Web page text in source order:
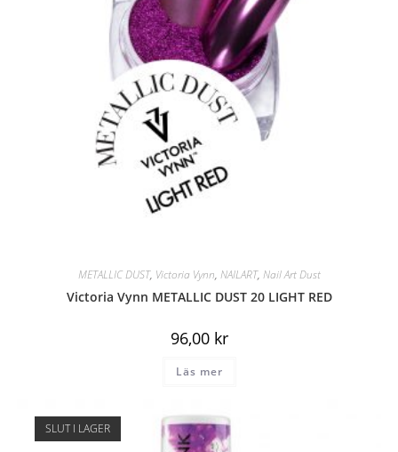
METALLIC DUST, Victoria Vynn, NAILART, Nail Art Dust
Victoria Vynn METALLIC DUST 20 LIGHT RED
96,00 kr
Läs mer
SLUT I LAGER